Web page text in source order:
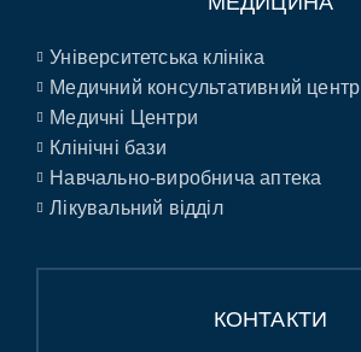
Університетська клініка
Медичний консультативний центр
Медичні Центри
Клінічні бази
Навчально-виробнича аптека
Лікувальний відділ
КОНТАКТИ